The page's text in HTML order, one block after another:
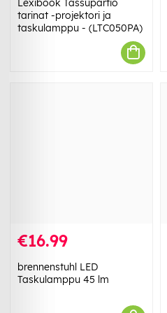
Lexibook Tassupartio
tarinat -projektori ja
taskulamppu - (LTC050PA)
€16.99
brennenstuhl LED
Taskulamppu 45 lm